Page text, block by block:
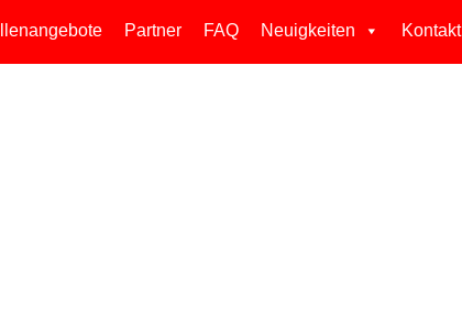
Partner FAQ Neuigkeiten Kontakt